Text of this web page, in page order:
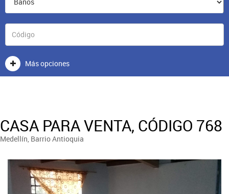
Más opciones
CASA PARA VENTA, CÓDIGO 768
Medellín, Barrio Antioquia